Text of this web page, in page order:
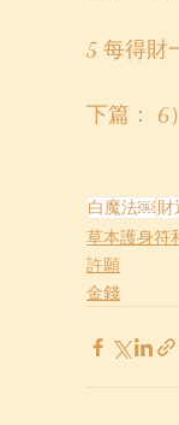
5 每得財
下篇： 6）
白魔法￼
草本護身符
許願
金錢